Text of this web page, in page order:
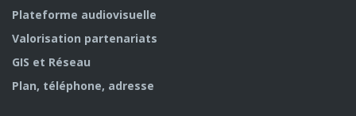
Plateforme audiovisuelle
Valorisation partenariats
GIS et Réseau
Plan, téléphone, adresse